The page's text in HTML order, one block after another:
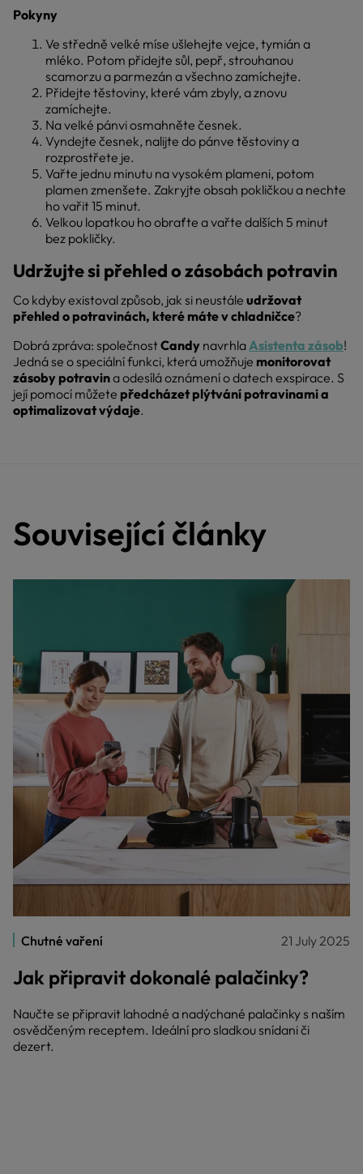
Pokyny
Ve středně velké míse ušlehejte vejce, tymián a
mléko. Potom přidejte sůl, pepř, strouhanou
scamorzu a parmezán a všechno zamíchejte.
Přidejte těstoviny, které vám zbyly, a znovu
zamíchejte.
Na velké pánvi osmahněte česnek.
Vyndejte česnek, nalijte do pánve těstoviny a
rozprostřete je.
Vařte jednu minutu na vysokém plameni, potom
plamen zmenšete. Zakryjte obsah pokličkou a nechte
ho vařit 15 minut.
Velkou lopatkou ho obraťte a vařte dalších 5 minut
bez pokličky.
Udržujte si přehled o zásobách potravin
Co kdyby existoval způsob, jak si neustále udržovat
přehled o potravinách, které máte v chladničce?
Dobrá zpráva: společnost Candy navrhlaAsistenta zásob!
Jedná se o speciální funkci, která umožňuje monitorovat
zásoby potravina odesílá oznámení o datech exspirace. S
její pomocí můžete předcházet plýtvání potravinami a
optimalizovat výdaje.
Související články
Chutné vaření 21 July 2025
Jak připravit dokonalé palačinky?
Naučte se připravit lahodné a nadýchané palačinky s naším
osvědčeným receptem. Ideální pro sladkou snídani či
dezert.